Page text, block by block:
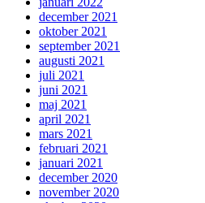
december 2021
oktober 2021
september 2021
augusti 2021
juli 2021
juni 2021
maj 2021
april 2021
mars 2021
februari 2021
januari 2021
december 2020
november 2020